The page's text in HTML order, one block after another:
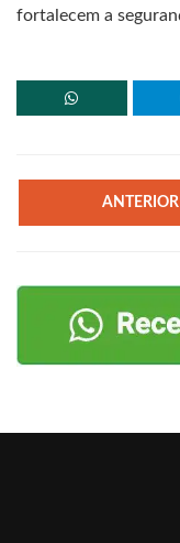
fortalecem a
ANTERIOR